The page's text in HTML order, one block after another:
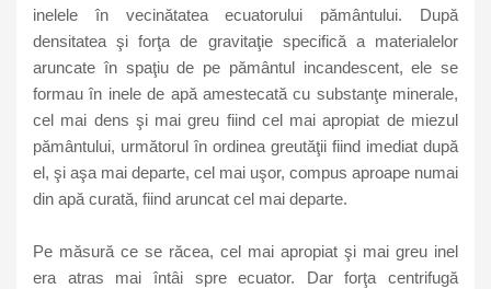
inelele în vecinătatea ecuatorului pământului. După
densitatea şi forţa de gravitaţie specifică a materialelor
aruncate în spaţiu de pe pământul incandescent, ele se
formau în inele de apă amestecată cu substanţe minerale,
cel mai dens şi mai greu fiind cel mai apropiat de miezul
pământului, următorul în ordinea greutăţii fiind imediat după
el, şi aşa mai departe, cel mai uşor, compus aproape numai
din apă curată, fiind aruncat cel mai departe.
Pe măsură ce se răcea, cel mai apropiat şi mai greu inel
era atras mai întâi spre ecuator. Dar forţa centrifugă